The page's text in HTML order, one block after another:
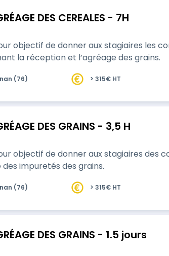
DES CEREALES - 7H
objectif de donner aux stagiaires les
la réception et l’agréage des grains.
(76) > 315€ HT
DES GRAINS - 3,5 H
objectif de donner aux stagiaires des
des impuretés des grains.
(76) > 315€ HT
DES GRAINS - 1.5 jours